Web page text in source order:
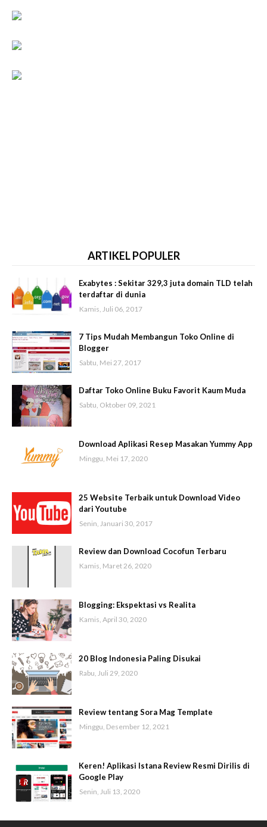
ARTIKEL POPULER
Exabytes : Sekitar 329,3 juta domain TLD telah
terdaftar di dunia
Kamis, Juli 06, 2017
7 Tips Mudah Membangun Toko Online di
Blogger
Sabtu, Mei 27, 2017
Daftar Toko Online Buku Favorit Kaum Muda
Sabtu, Oktober 09, 2021
Download Aplikasi Resep Masakan Yummy App
Minggu, Mei 17, 2020
25 Website Terbaik untuk Download Video
dari Youtube
Senin, Januari 30, 2017
Review dan Download Cocofun Terbaru
Kamis, Maret 26, 2020
Blogging: Ekspektasi vs Realita
Kamis, April 30, 2020
20 Blog Indonesia Paling Disukai
Rabu, Juli 29, 2020
Review tentang Sora Mag Template
Minggu, Desember 12, 2021
Keren! Aplikasi Istana Review Resmi Dirilis di
Google Play
Senin, Juli 13, 2020